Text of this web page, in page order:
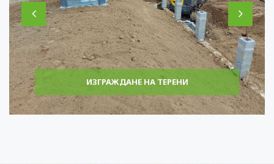
ИЗГРАЖДАНЕ НА ТЕРЕНИ